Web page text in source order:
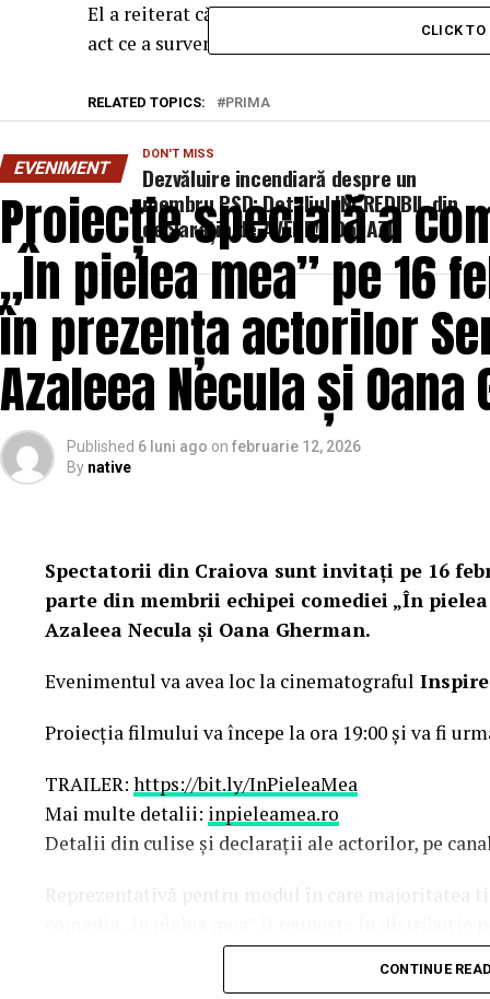
El a reiterat că demisia sa din funcţia de
act ce a survenit consultărilor în interiorul
RELATED TOPICS: PRIMA
DON'T MISS
Dezvăluire incendiară despre un
membru PSD: Detaliul INCREDIBIL din
declarația de AVERE! | DoljAZI
CLICK
EVENIMENT
Proiecție specială a
„În pielea mea” pe 16
în prezența actorilor
Azaleea Necula și Oana
Published 6 luni ago on februarie 12, 2026
By native
Spectatorii din Craiova sunt invitați pe 16
parte din membrii echipei comediei „În
Azaleea Necula și Oana Gherman.
Evenimentul va avea loc la cinematograful
Proiecția filmului va începe la ora 19:00 și va fi
TRAILER: https://bit.ly/InPieleaMea
Mai multe detalii: inpieleamea.ro
Detalii din culise și declarații ale actorilor, pe
Reprezentativă pentru modul în care majoritatea
Costache, Oana Gherman, Vlad Gherman,
CONTINUE